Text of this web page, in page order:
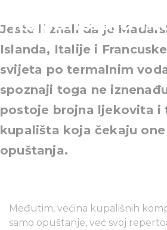
kupališta u
Jeste li znali da je
Islanda, Italije i
svijeta po termalnim
spoznaji toga ne
postoje brojna ljekovita i
kupališta koja čekaju one
opuštanja.
Međutim, većina kupališnih
samo opuštanje, već svoj